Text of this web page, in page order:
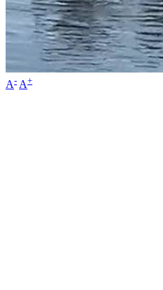
A- A+